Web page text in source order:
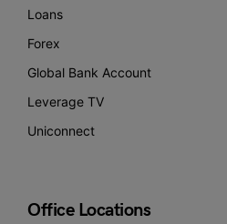
Loans
Forex
Global Bank Account
Leverage TV
Uniconnect
Office Locations